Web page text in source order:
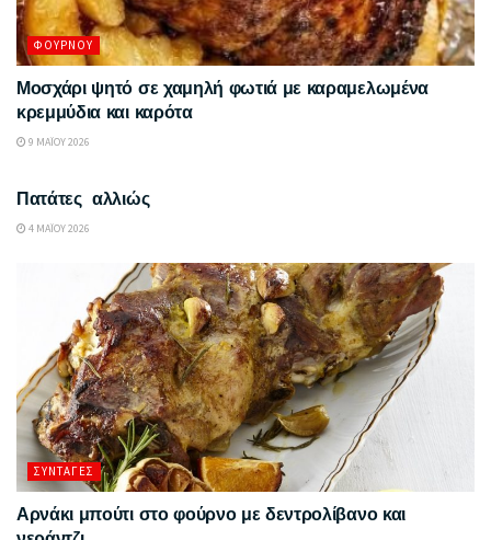
ΦΟΎΡΝΟΥ
Μοσχάρι ψητό σε χαμηλή φωτιά με καραμελωμένα
κρεμμύδια και καρότα
9 ΜΑΪ́ΟΥ 2026
Πατάτες αλλιώς
4 ΜΑΪ́ΟΥ 2026
ΣΥΝΤΑΓΈΣ
Αρνάκι μπούτι στο φούρνο με δεντρολίβανο και